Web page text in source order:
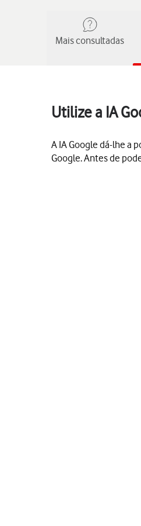
Mais consultadas
Utilize a IA
A IA Google dá-lhe a
Google. Antes de